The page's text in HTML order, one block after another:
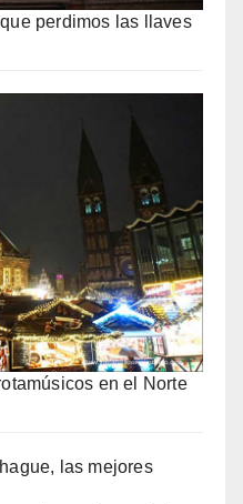
perdimos las llaves
en el Norte